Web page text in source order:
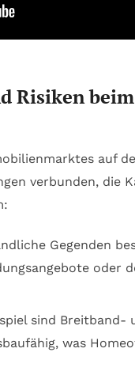
Risiken
auf
verbunden, die
Gegenden
oder
sind
was